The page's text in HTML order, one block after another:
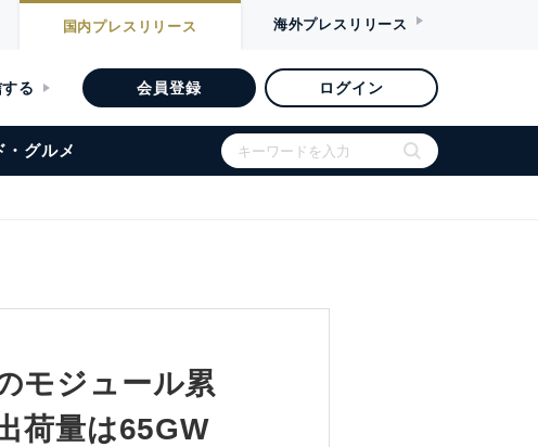
国内プレスリリース 海外プレスリリース
る 会員登録 ログイン
・グルメ
モジュール累
荷量は65GW